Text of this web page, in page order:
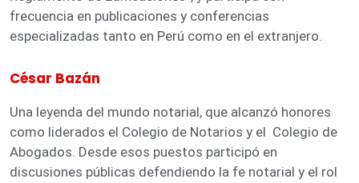
frecuencia en publicaciones y conferencias
especializadas tanto en Perú como en el extranjero.
César Bazán
Una leyenda del mundo notarial, que alcanzó honores
como liderados el Colegio de Notarios y el Colegio de
Abogados. Desde esos puestos participó en
discusiones públicas defendiendo la fe notarial y el rol